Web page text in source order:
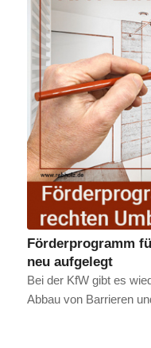
Förderprogramm
neu aufgelegt
Bei der KfW gibt es
Abbau von Barrieren